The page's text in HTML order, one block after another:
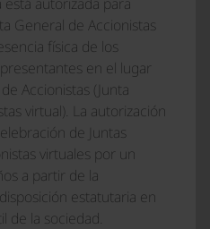
General de Accionistas
física de los
en el lugar
Accionistas (Junta
virtual). La autorización
de Juntas
virtuales por un
a partir de la
estatutaria en
de la sociedad.